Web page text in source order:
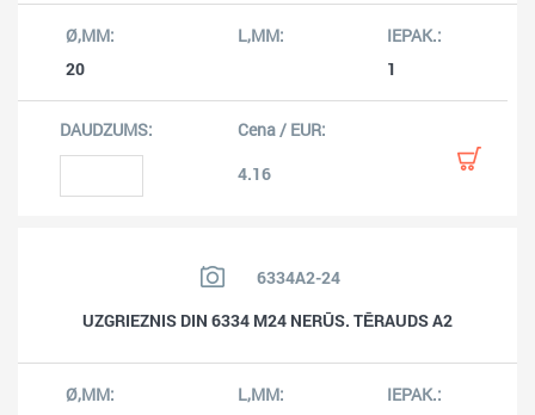
20 1
4.16
6334A2-24
UZGRIEZNIS DIN 6334 M24 NERŪS. TĒRAUDS A2